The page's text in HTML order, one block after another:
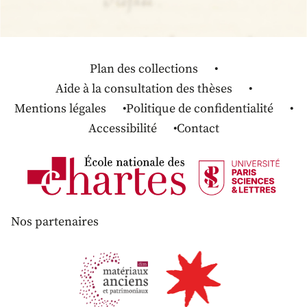
Plan des collections
Aide à la consultation des thèses
Mentions légales
Politique de confidentialité
Accessibilité
Contact
Nos partenaires